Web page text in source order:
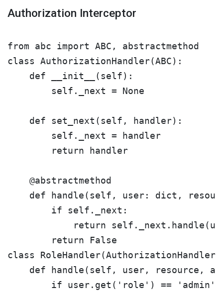
Authorization Interceptor
from abc import ABC, abstractmethod
class AuthorizationHandler(ABC):
    def __init__(self):
        self._next = None
    def set_next(self, handler):
        self._next = handler
        return handler
    @abstractmethod
def handle(self, user: dict,
        if self._next:
return
        return False
class
def handle(self, user, resource,
        if user.get('role') == 'admin':